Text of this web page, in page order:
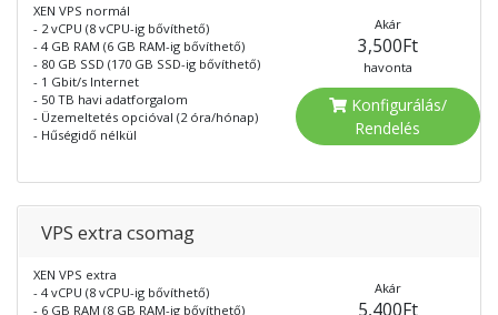
XEN VPS normál
- 2 vCPU (8 vCPU-ig bővíthető)
- 4 GB RAM (6 GB RAM-ig bővíthető)
- 80 GB SSD (170 GB SSD-ig bővíthető)
- 1 Gbit/s Internet
- 50 TB havi adatforgalom
- Üzemeltetés opcióval (2 óra/hónap)
- Hűségidő nélkül
Akár
3,500Ft
havonta
Konfigurálás/
Rendelés
VPS extra csomag
XEN VPS extra
- 4 vCPU (8 vCPU-ig bővíthető)
- 6 GB RAM (8 GB RAM-ig bővíthető)
Akár
5,400Ft